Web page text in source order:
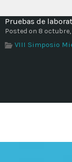
Pruebas de
Posted on 8 octubre,
VIII Simposio